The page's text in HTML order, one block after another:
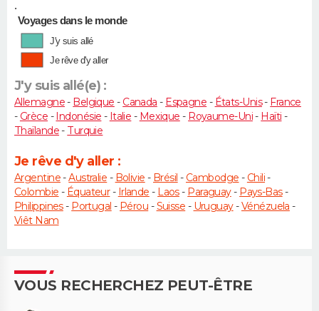
•
Voyages dans le monde
J'y suis allé
Je rêve d'y aller
J'y suis allé(e) :
Allemagne- Belgique - Canada - Espagne - États-Unis- France
- Grèce -Indonésie - Italie - Mexique - Royaume-Uni- Haïti -
Thaïlande- Turquie
Je rêve d'y aller :
Argentine-Australie - Bolivie - Brésil - Cambodge - Chili-
Colombie - Équateur- Irlande - Laos- Paraguay- Pays-Bas-
Philippines- Portugal - Pérou -Suisse - Uruguay-Vénézuela -
Viêt Nam
VOUS RECHERCHEZ PEUT-ÊTRE